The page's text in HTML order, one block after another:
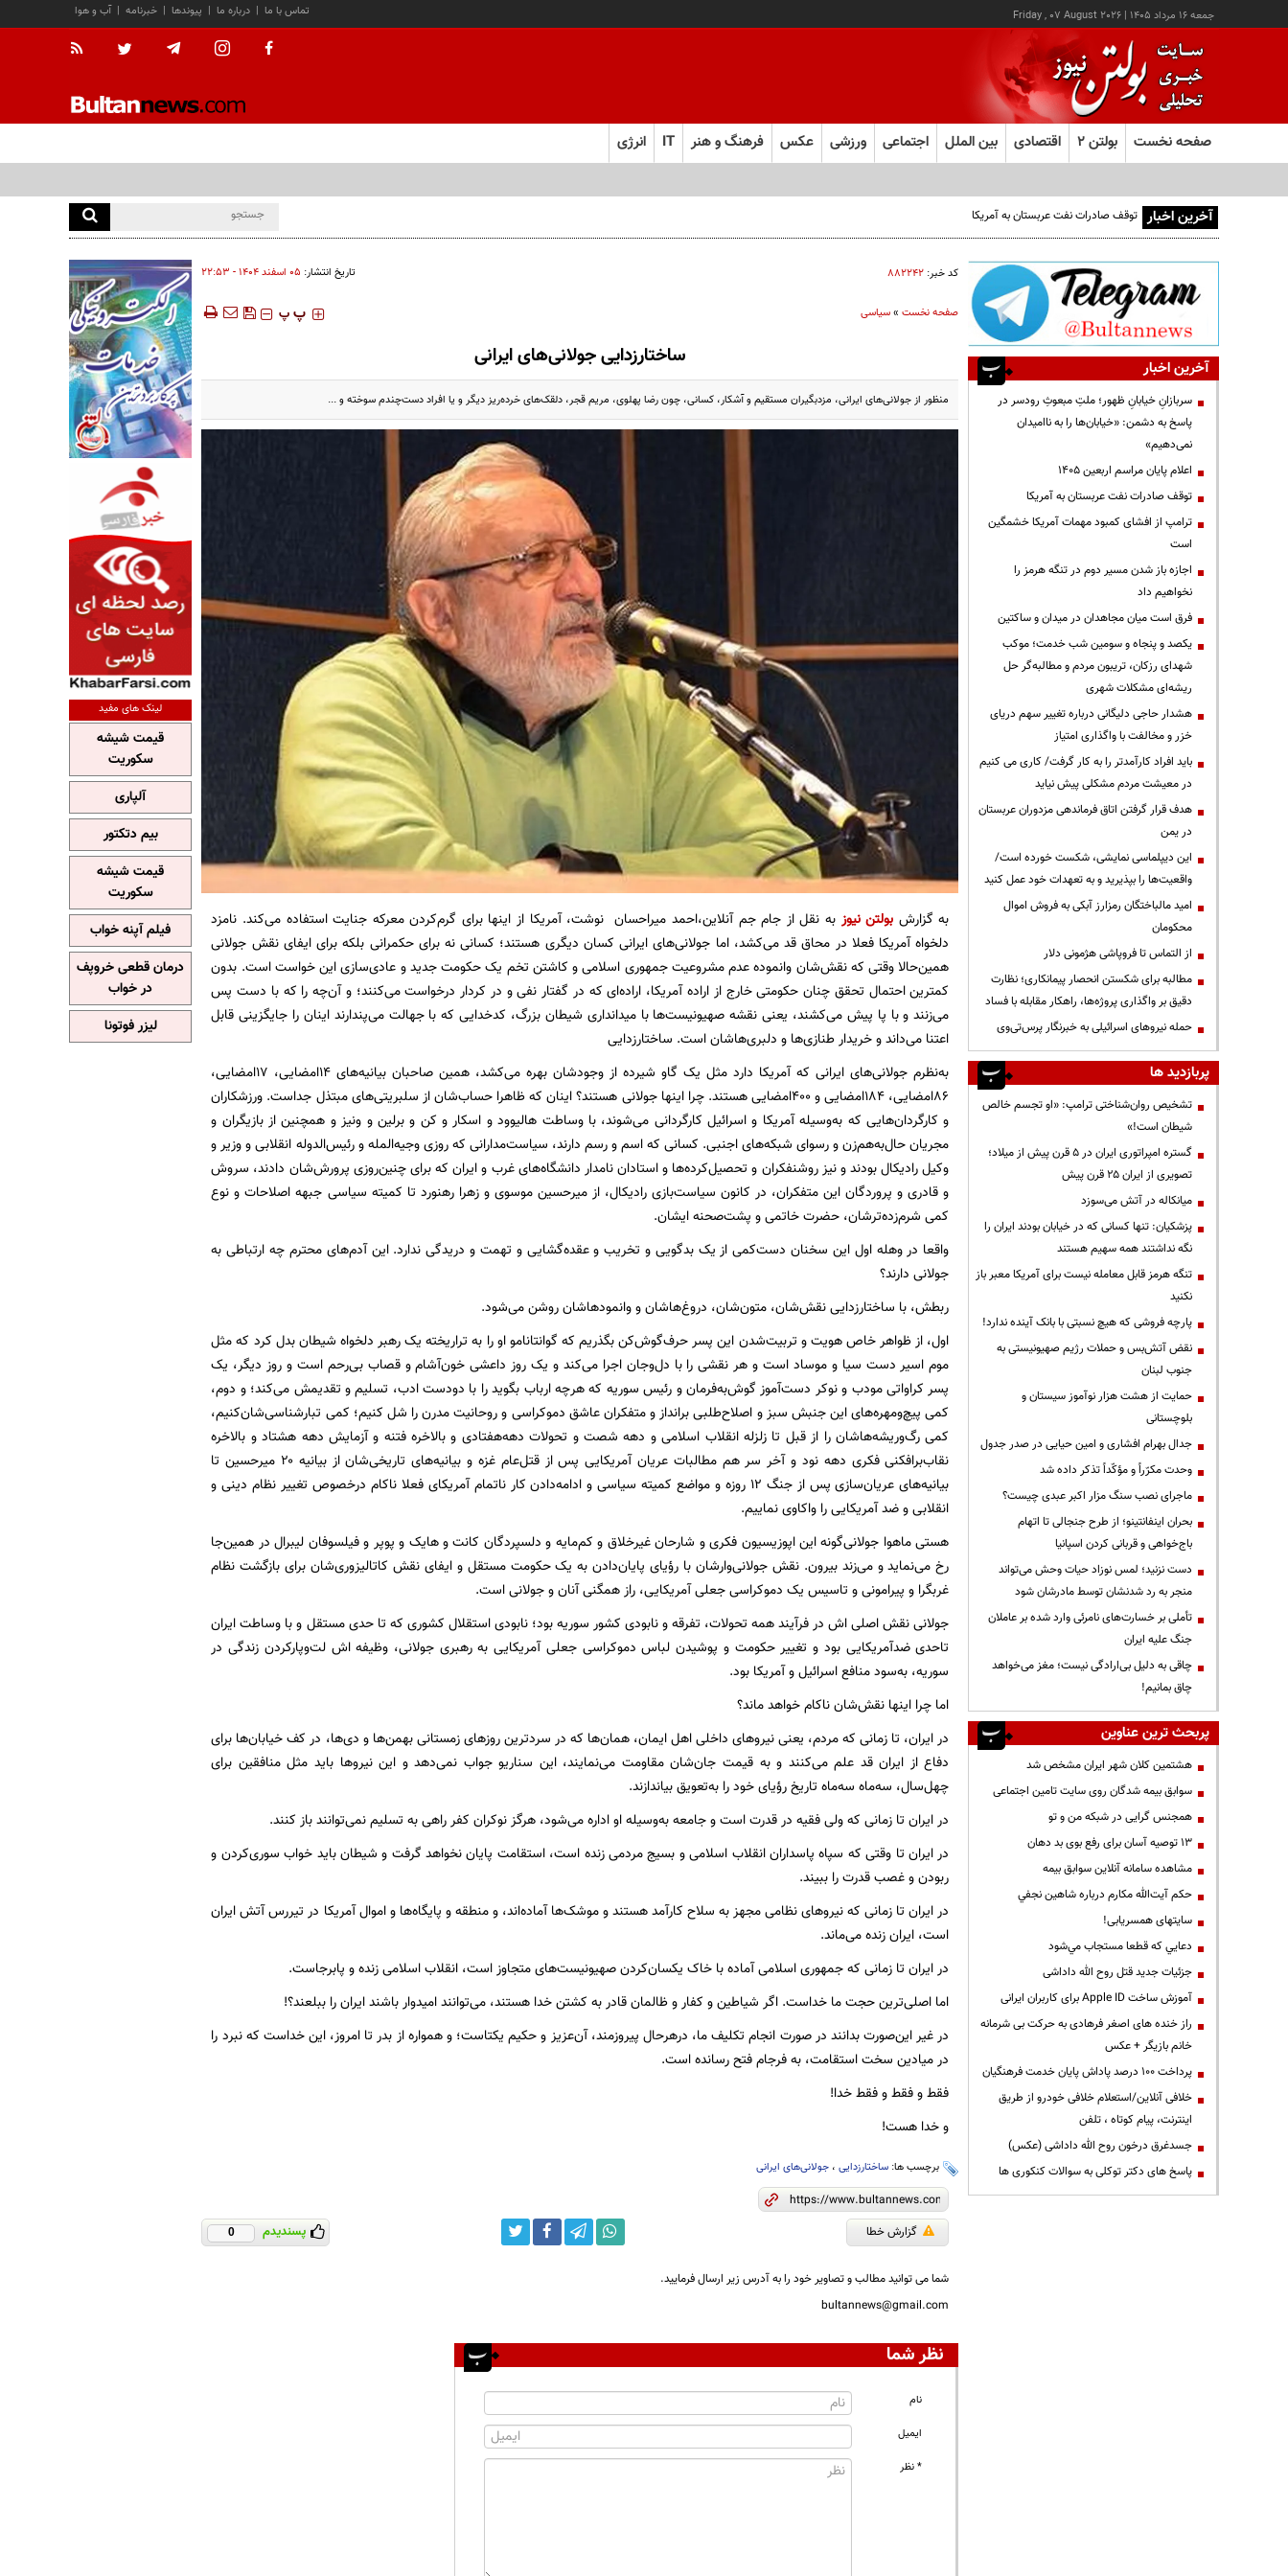
جمعه ۱۶ مرداد ۱۴۰۵ |
Friday , 07 August 2026 آب و هوا | خبرنامه | پیوندها | درباره ما | تماس با ما
صفحه نخست بولتن ۲ اقتصادی بین الملل اجتماعی ورزشی عکس فرهنگ و هنر IT انرژی
آخرین اخبار توقف صادرات نفت عربستان به آمریکا
کد خبر: ۸۸۲۲۴۲ تاریخ انتشار: ۰۵ اسفند ۱۴۰۴ - ۲۲:۵۳
صفحه نخست»سیاسی ‍‍‍ پ پ
ساختار‌زدایی جولانی‌های ایرانی
منظور از جولانی‌های ایرانی، مزد‌بگیران مستقیم و آشکار، کسانی، چون رضا پهلوی، مریم قجر، دلقک‌های خرده‌ریز دیگر و یا افراد دست‌چندم سوخته و ...
به گزارش بولتن نیوز به نقل از جام جم آنلاین،احمد میراحسان نوشت،آمریکا از اینها برای گرم‌کردن معرکه جنایت استفاده می‌کند. نامزد
دلخواه آمریکا فعلا در محاق قد می‌کشد، اما جولانی‌های ایرانی کسان دیگری هستند؛ کسانی نه برای حکمرانی بلکه برای ایفای نقش جولانی
همین‌حالا وقتی که نقش‌شان وانموده عدم مشروعیت جمهوری اسلامی و کاشتن تخم یک حکومت جدید و عادی‌سازی این خواست است. بدون
کمترین احتمال تحقق چنان حکومتی خارج از اراده آمریکا، اراده‌ای که در گفتار نفی و در کردار درخواست می‌کنند؛ و آن‌چه را که با دست پس
می‌زنند و با پا پیش می‌کشند، یعنی نقشه صهیونیست‌ها با میدانداری شیطان بزرگ، کدخدایی که با جهالت می‌پندارند اینان را جایگزینی قابل
اعتنا می‌داند و خریدار طنازی‌ها و دلبری‌هاشان است. ساختار‌زدایی
به‌نظرم جولانی‌های ایرانی که آمریکا دارد مثل یک گاو شیرده از وجودشان بهره می‌کشد، همین صاحبان بیانیه‌های ۱۴‌امضایی، ۱۷‌امضایی،
۸۶‌امضایی، ۱۸۴‌امضایی و ۴۰۰‌امضایی هستند. چرا اینها جولانی هستند؟ اینان که ظاهرا حساب‌شان از سلبریتی‌های مبتذل جداست. ورزشکاران
و کارگردان‌هایی که به‌وسیله آمریکا و اسرائیل کارگردانی می‌شوند، با وساطت هالیوود و اسکار و کن و برلین و ونیز و همچنین از بازیگران و
مجریان حال‌به‌هم‌زن و رسوای شبکه‌های اجنبی. کسانی که اسم و رسم دارند، سیاست‌مدارانی که روزی وجیه‌المله و رئیس‌الدوله انقلابی و وزیر و
وکیل رادیکال بودند و نیز روشنفکران و تحصیل‌کرده‌ها و استادان نامدار دانشگاه‌های غرب و ایران که برای چنین‌روزی پرورش‌شان دادند، سروش
و قادری و پروردگان این متفکران، در کانون سیاست‌بازی رادیکال، از میر‌حسین موسوی و زهرا رهنورد تا کمیته سیاسی جبهه اصلاحات و نوع
کمی شرم‌زده‌ترشان، حضرت خاتمی و پشت‌صحنه ایشان.
واقعا در وهله اول این سخنان دست‌کمی از یک بدگویی و تخریب و عقده‌گشایی و تهمت و دریدگی ندارد. این آدم‌های محترم چه ارتباطی به
جولانی دارند؟
ربطش، با ساختار‌زدایی نقش‌شان، متون‌شان، دروغ‌هاشان و وانمود‌هاشان روشن می‌شود.
اول، از ظواهر خاص هویت و تربیت‌شدن این پسر حرف‌گوش‌کن بگذریم که گوانتانامو او را به ترا‌ریخته یک رهبر دلخواه شیطان بدل کرد که مثل
موم اسیر دست سیا و موساد است و هر نقشی را با دل‌و‌جان اجرا می‌کند و یک روز داعشی خون‌آشام و قصاب بی‌رحم است و روز دیگر، یک
پسر کراواتی مودب و نوکر دست‌آموز گوش‌به‌فرمان و رئیس سوریه که هرچه ارباب بگوید را با دو‌دست ادب، تسلیم و تقدیمش می‌کند؛ و دوم،
کمی پیچ‌و‌مهره‌های این جنبش سبز و اصلاح‌طلبی برانداز و متفکران عاشق دموکراسی و روحانیت مدرن را شل کنیم؛ کمی تبارشناسی‌شان‌کنیم،
کمی رگ‌و‌ریشه‌هاشان را از قبل تا زلزله انقلاب اسلامی و دهه شصت و تحولات دهه‌هفتادی و بالاخره فتنه و آزمایش دهه هشتاد و بالاخره
نقاب‌برافکنی فکری دهه نود و آخر سر هم مطالبات عریان آمریکایی پس از قتل‌عام غزه و بیانیه‌های تاریخی‌شان از بیانیه ۲۰ میر‌حسین تا
بیانیه‌های عریان‌سازی پس از جنگ ۱۲ روزه و مواضع کمیته سیاسی و ادامه‌دادن کار ناتمام آمریکای فعلا ناکام در‌خصوص تغییر نظام دینی و
انقلابی و ضد آمریکایی را واکاوی نماییم.
هستی ماهوا جولانی‌گونه این اپوزیسیون فکری و شارحان غیر‌خلاق و کم‌مایه و دلسپردگان کانت و هایک و پوپر و فیلسوفان لیبرال در همین‌جا
رخ می‌نماید و می‌زند بیرون. نقش جولانی‌وارشان با رؤیای پایان‌دادن به یک حکومت مستقل و ایفای نقش کاتالیزوری‌شان برای بازگشت نظام
غربگرا و پیرامونی و تاسیس یک دموکراسی جعلی آمریکایی، راز همگنی آنان و جولانی است.
جولانی نقش اصلی اش در فرآیند همه تحولات، تفرقه و نابودی کشور سوریه بود؛ نابودی استقلال کشوری که تا حدی مستقل و با وساطت ایران
تا‌حدی ضد‌آمریکایی بود و تغییر حکومت و پوشیدن لباس دموکراسی جعلی آمریکایی به رهبری جولانی، وظیفه اش لت‌وپار‌کردن زندگی در
سوریه، به‌سود منافع اسرائیل و آمریکا بود.
اما چرا اینها نقش‌شان نا‌کام خواهد ماند؟
در ایران، تا زمانی که مردم، یعنی نیرو‌های داخلی اهل ایمان، همان‌ها که در سردترین روز‌های زمستانی بهمن‌ها و دی‌ها، در کف خیابان‌ها برای
دفاع از ایران قد علم می‌کنند و به قیمت جان‌شان مقاومت می‌نمایند، این سناریو جواب نمی‌دهد و این نیرو‌ها باید مثل منافقین برای
چهل‌سال، سه‌ماه سه‌ماه تاریخ رؤیای خود را به‌تعویق بیاندازند.
در ایران تا زمانی که ولی فقیه در قدرت است و جامعه به‌وسیله او اداره می‌شود، هرگز نوکران کفر راهی به تسلیم نمی‌توانند باز کنند.
در ایران تا وقتی که سپاه پاسداران انقلاب اسلامی و بسیج مردمی زنده است، استقامت پایان نخواهد گرفت و شیطان باید خواب سوری‌کردن و
ربودن و غصب قدرت را ببیند.
در ایران تا زمانی که نیرو‌های نظامی مجهز به سلاح کارآمد هستند و موشک‌ها آماده‌اند، و منطقه و پایگاه‌ها و اموال آمریکا در تیررس آتش ایران
است، ایران زنده می‌ماند.
در ایران تا زمانی که جمهوری اسلامی آماده با خاک یکسان‌کردن صهیونیست‌های متجاوز است، انقلاب اسلامی زنده و پابرجاست.
اما اصلی‌ترین حجت ما خداست. اگر شیاطین و کفار و ظالمان قادر به کشتن خدا هستند، می‌توانند امیدوار باشند ایران را ببلعند؟!
در غیر این‌صورت بدانند در صورت انجام تکلیف ما، در‌هر‌حال پیروزمند، آن‌عزیز و حکیم یکتاست؛ و همواره از بدر تا امروز، این خداست که نبرد را
در میادین سخت استقامت، به فرجام فتح رسانده است.
فقط و فقط و فقط خدا!
و خدا هست!
برچسب ها: ساختار‌زدایی ، جولانی‌های ایرانی
گزارش خطا پسندیدم 0
شما می توانید مطالب و تصاویر خود را به آدرس زیر ارسال فرمایید.
bultannews@gmail.com
نظر شما
نام
ایمیل
* نظر
آخرین اخبار
سربازانِ خیابانِ ظهور؛ ملتِ مبعوثِ رودسر در
پاسخ به دشمن: «خیابان‌ها را به ناامیدان
نمی‌دهیم»
اعلام پایان مراسم اربعین ۱۴۰۵
توقف صادرات نفت عربستان به آمریکا
ترامپ از افشای کمبود مهمات آمریکا خشمگین
است
اجازه باز شدن مسیر دوم در تنگه هرمز را
نخواهیم داد
فرق است میان مجاهدان در میدان و ساکتین
یکصد و پنجاه و سومین شب خدمت؛ موکب
شهدای رزکان، تریبون مردم و مطالبه‌گر حل
ریشه‌ای مشکلات شهری
هشدار حاجی دلیگانی درباره تغییر سهم دریای
خزر و مخالفت با واگذاری امتیاز
باید افراد کارآمدتر را به کار گرفت/ کاری می کنیم
در معیشت مردم مشکلی پیش نیاید
هدف قرار گرفتن اتاق‌ فرماندهی مزدوران عربستان
در یمن
این دیپلماسی نمایشی، شکست خورده است/
واقعیت‌ها را بپذیرید و به تعهدات خود عمل کنید
امید مالباختگان رمزارز آبکی به فروش اموال
محکومان
از التماس تا فروپاشی هژمونی دلار
مطالبه برای شکستن انحصار پیمانکاری؛ نظارت
دقیق بر واگذاری پروژه‌ها، راهکار مقابله با فساد
حمله نیروهای اسرائیلی به خبرنگار پرس‌تی‌وی
پربازدید ها
تشخیص روان‌شناختی ترامپ: «او تجسم خالص
شیطان است!»
گستره امپراتوری ایران در ۵ قرن پیش از میلاد؛
تصویری از ایران ۲۵ قرن پیش
میانکاله در آتش می‌سوزد
پزشکیان: تنها کسانی که در خیابان بودند ایران را
نگه نداشتند همه سهیم هستند
تنگه هرمز قابل معامله نیست برای آمریکا معبر باز
نکنید
پارچه فروشی که هیچ نسبتی با بانک آینده ندارد!
نقض آتش‌بس و حملات رژیم صهیونیستی به
جنوب لبنان
حمایت از هشت هزار نوآموز سیستان و
بلوچستانی
جدال بهرام افشاری و امین حیایی در صدر جدول
وحدت مکرّراً و مؤکّداً تذکر داده شد
ماجرای نصب سنگ مزار اکبر عبدی چیست؟
بحران اینفانتینو؛ از طرح جنجالی تا اتهام
باج‌خواهی و قربانی کردن اسپانیا
دست نزنید؛ لمس نوزاد حیات وحش می‌تواند
منجر به رد شدنشان توسط مادرشان شود
تأملی بر خسارت‌های نامرئی وارد شده بر عاملان
جنگ علیه ایران
چاقی به دلیل بی‌ارادگی نیست؛ مغز می‌خواهد
چاق بمانیم!
پربحث ترین عناوین
هشتمین کلان شهر ایران مشخص شد
سوابق بیمه شدگان روی سایت تامین اجتماعی
همجنس گرایی در شبکه من و تو
13 توصیه آسان برای رفع بوی بد دهان
مشاهده سامانه آنلاين سوابق بیمه
حكم آيت‌الله مكارم درباره شاهين نجفي
سایتهای همسریابی!
دعايي كه قطعا مستجاب مي‌شود
جزئیات جدید قتل روح الله داداشی
آموزش ساخت Apple ID برای کاربران ایرانی
راز خنده های اصغر فرهادی به حرکت بی شرمانه
خانم بازیگر + عکس
پرداخت ۱۰۰ درصد پاداش پایان خدمت فرهنگیان
خلافی آنلاین/استعلام خلافی خودرو از طریق
اینترنت، پیام کوتاه ، تلفن
جسدغرق درخون روح الله داداشی (عکس)
پاسخ های دکتر توکلی به سوالات کنکوری ها
لینک های مفید
قیمت شیشه
سکوریت
آلپاری
بیم دتکتور
قیمت شیشه
سکوریت
فیلم آپنه خواب
درمان قطعی خروپف
در خواب
لیزر فوتونا